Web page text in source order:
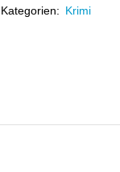
Kategorien: Krimi